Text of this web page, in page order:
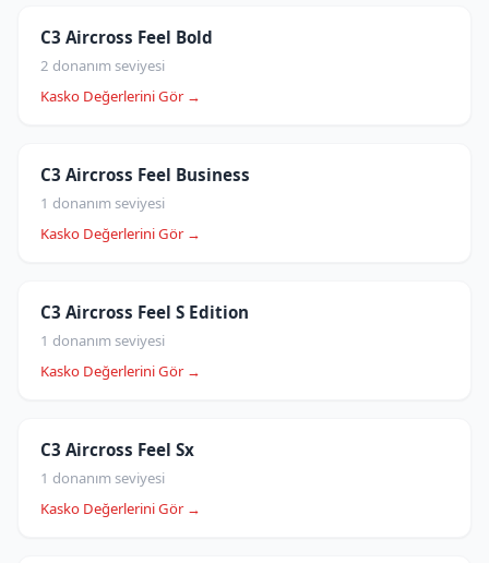
C3 Aircross Feel Bold
2 donanım seviyesi
Kasko Değerlerini Gör →
C3 Aircross Feel Business
1 donanım seviyesi
Kasko Değerlerini Gör →
C3 Aircross Feel S Edition
1 donanım seviyesi
Kasko Değerlerini Gör →
C3 Aircross Feel Sx
1 donanım seviyesi
Kasko Değerlerini Gör →